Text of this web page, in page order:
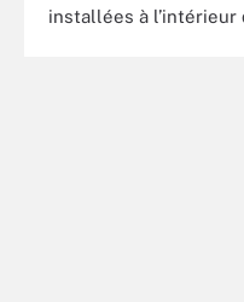
installées à l’intérieur